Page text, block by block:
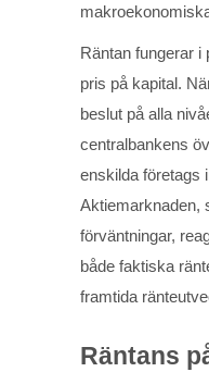
Räntan fungerar
pris på kapital.
beslut på alla
centralbankens
enskilda företags
Aktiemarknaden,
förväntningar,
både faktiska
framtida
Räntans